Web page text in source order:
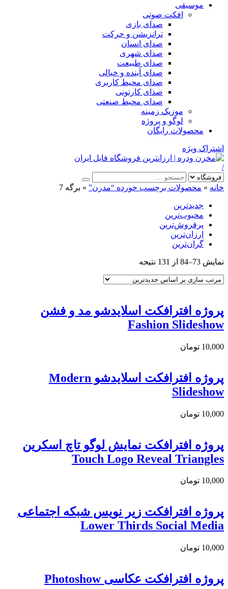
موسیقی
افکت صوتی
صدای بازی
ترانزیشن و حرکت
صدای انسان
صدای شهری
صدای طبیعت
صدای آینده و خیالی
صدای محیط کاربری
صدای کارتونی
صدای محیط صنعتی
موزیک زمینه
لوگو و پروژه
محصولات رایگان
اشتراک ویژه
/
خانه » محصولات برچسب خورده “مدرن” » برگه 7
جدیدترین
محبوب‌ترین
پرفروش‌ترین
ارزان‌ترین
گران‌ترین
نمایش 73–84 از 131 نتیجه
latest
پروژه افترافکت اسلایدشو مد و فشن
Fashion Slideshow
10,000 تومان
پروژه افترافکت اسلایدشو Modern
Slideshow
10,000 تومان
پروژه افترافکت نمایش لوگو تاچ اسکرین
Touch Logo Reveal Triangles
10,000 تومان
پروژه افترافکت زیر نویس شبکه اجتماعی
Lower Thirds Social Media
10,000 تومان
پروژه افترافکت عکاسی Photoshow